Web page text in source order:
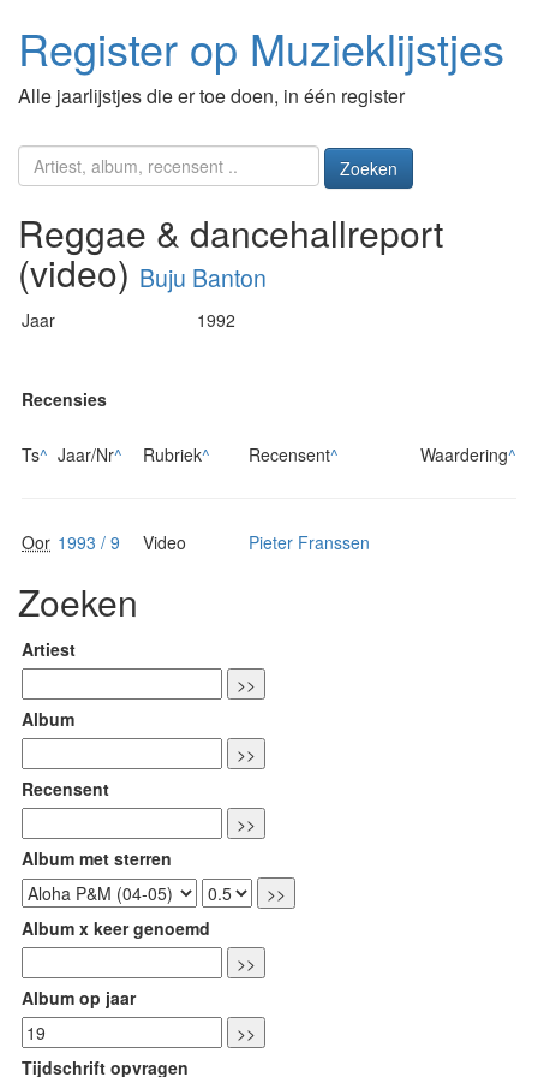
Register op Muzieklijstjes
Alle jaarlijstjes die er toe doen, in één register
Zoeken
Reggae & dancehallreport
(video) Buju Banton
Jaar 1992
Recensies
Ts^ Jaar/Nr^ Rubriek^ Recensent^ Waardering^
Oor 1993 / 9 Video Pieter Franssen
Zoeken
Artiest
Album
Recensent
Album met sterren
Album x keer genoemd
Album op jaar
Tijdschrift opvragen